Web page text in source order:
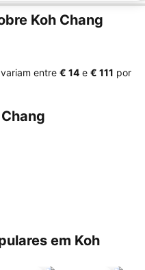
Koh Chang
entre ‎€ 14 e ‎€ 111 por
em Koh